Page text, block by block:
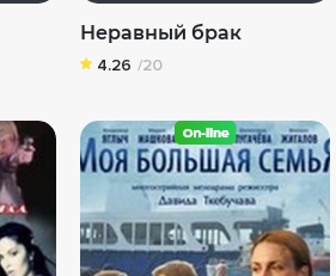
Неравный брак
4.26 /20